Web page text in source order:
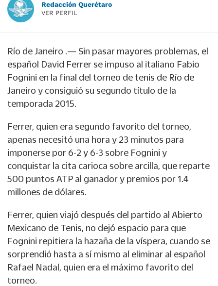
Redacción Querétaro
VER PERFIL
Río de Janeiro .— Sin pasar mayores problemas, el
español David Ferrer se impuso al italiano Fabio
Fognini en la final del torneo de tenis de Río de
Janeiro y consiguió su segundo título de la
temporada 2015.
Ferrer, quien era segundo favorito del torneo,
apenas necesitó una hora y 23 minutos para
imponerse por 6-2 y 6-3 sobre Fognini y
conquistar la cita carioca sobre arcilla, que reparte
500 puntos ATP al ganador y premios por 1.4
millones de dólares.
Ferrer, quien viajó después del partido al Abierto
Mexicano de Tenis, no dejó espacio para que
Fognini repitiera la hazaña de la víspera, cuando se
sorprendió hasta a sí mismo al eliminar al español
Rafael Nadal, quien era el máximo favorito del
torneo.